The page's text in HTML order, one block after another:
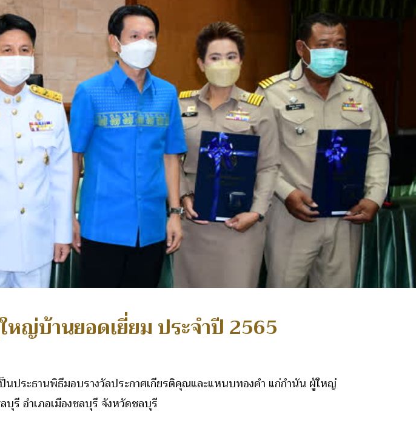
ญ่บ้านยอดเยี่ยม ประจำปี 2565
ประธานพิธีมอบรางวัลประกาศเกียรติคุณและแหนบทองคำ แก่กำนัน ผู้ใหญ่
รี อำเภอเมืองชลบุรี จังหวัดชลบุรี